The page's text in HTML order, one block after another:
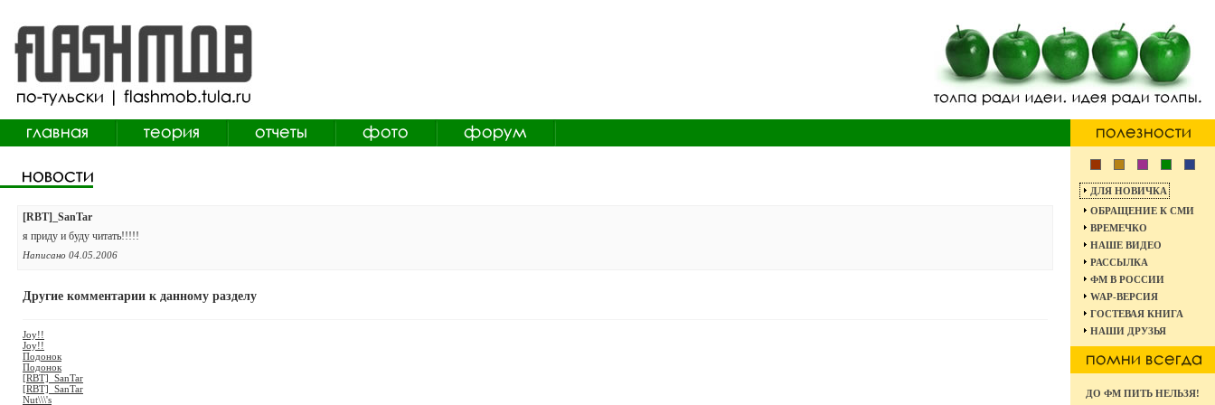
[RBT]_SanTar
я приду и буду читать!!!!!
Написано 04.05.2006
Другие комментарии к данному разделу
Joy!!
Joy!!
Подонок
Подонок
[RBT]_SanTar
[RBT]_SanTar
Nut\\\'s
ДЛЯ НОВИЧКА
ОБРАЩЕНИЕ К СМИ
ВРЕМЕЧКО
НАШЕ ВИДЕО
РАССЫЛКА
ФМ В РОССИИ
WAP-ВЕРСИЯ
ГОСТЕВАЯ КНИГА
НАШИ ДРУЗЬЯ
ДО ФМ ПИТЬ НЕЛЬЗЯ!